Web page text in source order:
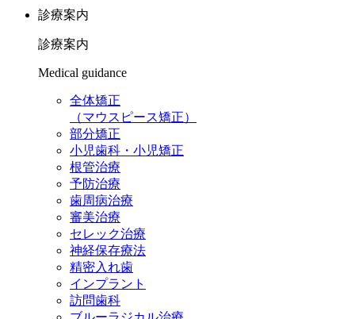
診療案内
診療案内
Medical guidance
全体矯正
（マウスピース矯正）
部分矯正
小児歯科・小児矯正
根管治療
予防治療
歯周病治療
審美治療
セレック治療
神経保存療法
精密入れ歯
インプラント
訪問歯科